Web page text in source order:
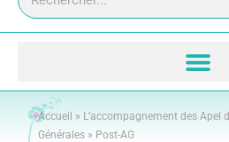
Accueil » L’accompagnement des Apel
Générales » Post-AG